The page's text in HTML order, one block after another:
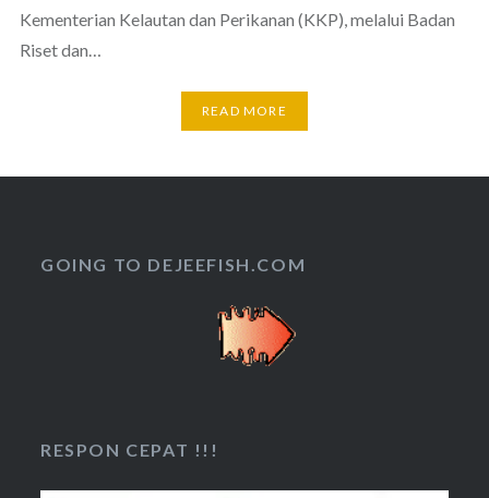
Kementerian Kelautan dan Perikanan (KKP), melalui Badan
Riset dan…
READ MORE
GOING TO DEJEEFISH.COM
RESPON CEPAT !!!